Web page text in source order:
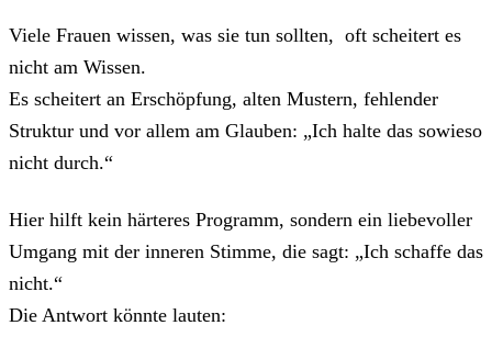
Viele Frauen wissen, was sie tun sollten, oft scheitert es
nicht am Wissen.
Es scheitert an Erschöpfung, alten Mustern, fehlender
Struktur und vor allem am Glauben: „Ich halte das sowieso
nicht durch.“
Hier hilft kein härteres Programm, sondern ein liebevoller
Umgang mit der inneren Stimme, die sagt: „Ich schaffe das
nicht.“
Die Antwort könnte lauten: